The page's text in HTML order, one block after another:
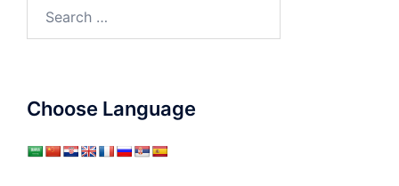
Choose Language